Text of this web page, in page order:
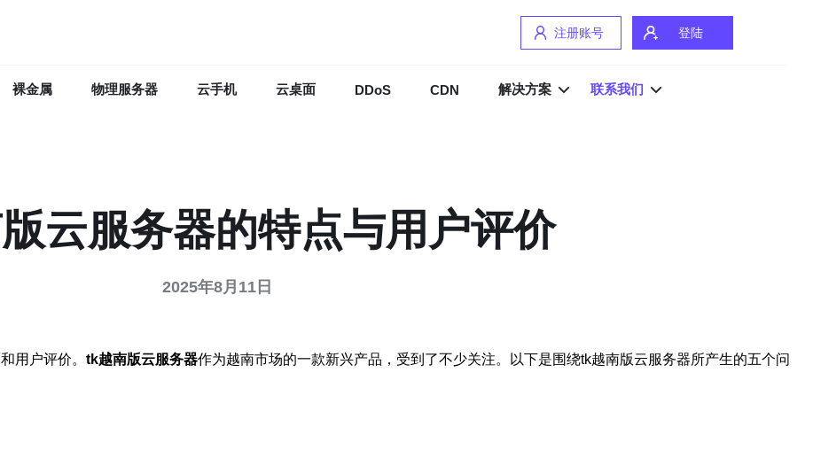
注册账号 登陆
裸金属 物理服务器 云手机 云桌面 DDoS CDN 解决方案 联系我们
云服务器的特点与用户评价
2025年8月11日
用户评价。 tk越南版云服务器作为越南市场的一款新兴产品，受到了不少关注。以下是围绕tk越南版云服务器所产生的五个问